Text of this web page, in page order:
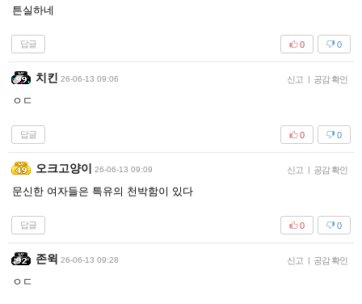
튼실하네
답글 0
0
치킨 26-06-13 09:06 신고 | 공감 확인
ㅇㄷ
답글 0
0
오크고양이 26-06-13 09:09 신고 | 공감 확인
문신한 여자들은 특유의 천박함이 있다
답글 0
0
존윅 26-06-13 09:28 신고 | 공감 확인
ㅇㄷ